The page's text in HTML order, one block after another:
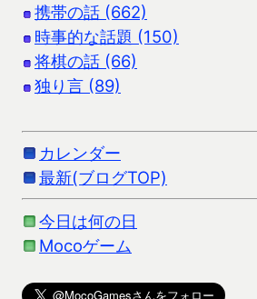
携帯の話 (662)
時事的な話題 (150)
将棋の話 (66)
独り言 (89)
カレンダー
最新(ブログTOP)
今日は何の日
Mocoゲーム